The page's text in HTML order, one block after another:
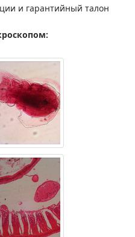
и гарантийный талон